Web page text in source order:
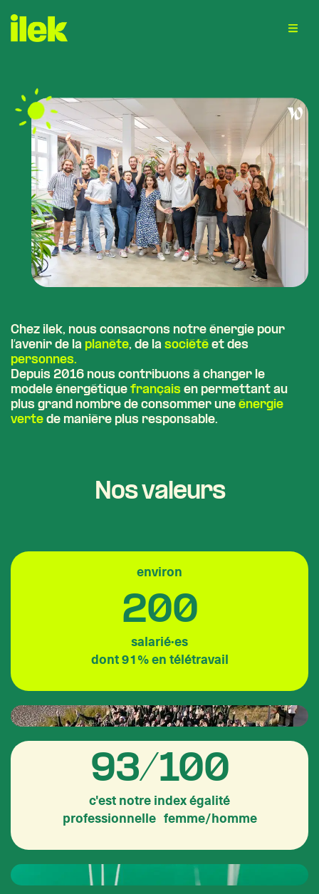
Chez ilek, nous consacrons notre énergie pour
l’avenir de la planète, de la société et des
personnes.
Depuis 2016 nous contribuons à changer le
modele énergétique français en permettant au
plus grand nombre de consommer une énergie
verte de manière plus responsable.
Nos valeurs
environ
200
salarié·es
dont 91% en télétravail
93/100
c'est notre index égalité
professionnelle femme/homme